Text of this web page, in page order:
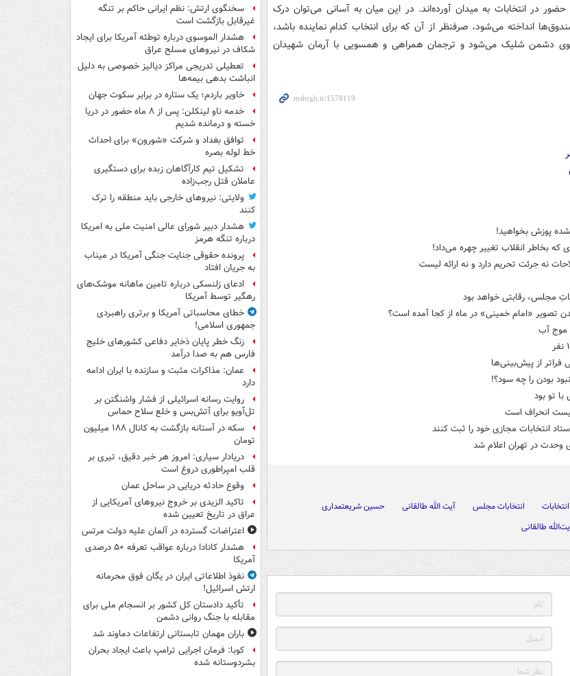
حضور در انتخابات به میدان آورده‌اند. در این میان به آسانی می‌توان درک
انداخته می‌شود، صرفنظر از آن که برای انتخاب کدام نماینده باشد،
دشمن شلیک می‌شود و ترجمان همراهی و همسویی با آرمان شهیدان
پوزش بخواهید!
که بخاطر انقلاب تغییر چهره می‌داد!
نه جرئت تحریم دارد و نه ارائه لیست
مجلس، رقابتی خواهد بود
تصویر «امام خمینی» در ماه از کجا آمده است؟
موج آب
بودن را چه سود؟!
تو بود
انحراف است
انتخابات مجازی خود را ثبت کنند
در تهران اعلام شد
انتخابات انتخابات مجلس آیت الله طالقانی
حسین شریعتمداری
طالقانی
سخنگوی ارتش: نظم ایرانی حاکم بر تنگه
غیرقابل بازگشت است
هشدار الموسوی درباره توطئه آمریکا برای ایجاد
شکاف در نیروهای مسلح عراق
تعطیلی تدریجی مراکز دیالیز خصوصی به دلیل
انباشت بدهی بیمه‌ها
خاویر باردم؛ یک ستاره در برابر سکوت جهان
خدمه ناو لینکلن: پس از ۸ ماه حضور در دریا
خسته و درمانده‌ شدیم
توافق بغداد و شرکت «شورون» برای احداث
خط لوله بصره
تشکیل تیم کارآگاهان زبده برای دستگیری
عاملان قتل رجب‌زاده
ولایتی: نیروهای خارجی باید منطقه را ترک
کنند
هشدار دبیر شورای عالی امنیت ملی به امریکا
درباره تنگه هرمز
پرونده حقوقی جنایت جنگی آمریکا در میناب
به جریان افتاد
ادعای زلنسکی درباره تامین ماهانه موشک‌های
رهگیر توسط آمریکا
خطای محاسباتی آمریکا و برتری راهبردی
جمهوری اسلامی!
زنگ خطر پایان ذخایر دفاعی کشورهای خلیج
فارس هم به صدا درآمد
عمان: مذاکرات مثبت و سازنده با ایران ادامه
دارد
روایت رسانه اسرائیلی از فشار واشنگتن بر
تل‌آویو برای آتش‌بس و خلع سلاح حماس
سکه در آستانه بازگشت به کانال ۱۸۸ میلیون
تومان
دریادار سیاری: امروز هر خبر دقیق، تیری بر
قلب امپراطوری دروغ است
وقوع حادثه دریایی در ساحل عمان
تاکید الزیدی بر خروج نیروهای آمریکایی از
عراق در تاریخ تعیین شده
اعتراضات گسترده در آلمان علیه دولت مرتس
هشدار کانادا درباره عواقب تعرفه ۵۰ درصدی
آمریکا
نفوذ اطلاعاتی ایران در یگان فوق محرمانه
ارتش اسرائیل!
تأکید دادستان کل کشور بر انسجام ملی برای
مقابله با جنگ روانی دشمن
باران مهمان تابستانی ارتفاعات دماوند شد
کوبا: فرمان اجرایی ترامپ باعث ایجاد بحران
بشردوستانه شده